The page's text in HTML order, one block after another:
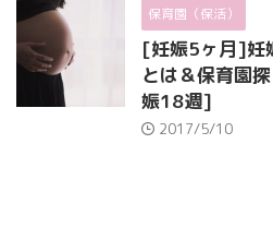
保育園（保活）
[妊娠5ヶ月]妊
とは＆保育園
娠18週]
2017/5/10